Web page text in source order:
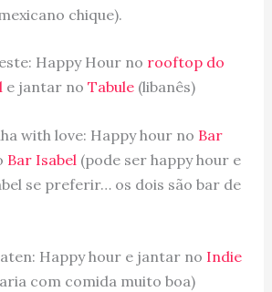
chique).
Happy Hour no rooftop do
e jantar no Tabule(libanês)
with love: Happy hour no Bar
Bar Isabel (pode ser happy hour e
se preferir… os dois são bar de
Happy hour e jantar no Indie
com comida muito boa)